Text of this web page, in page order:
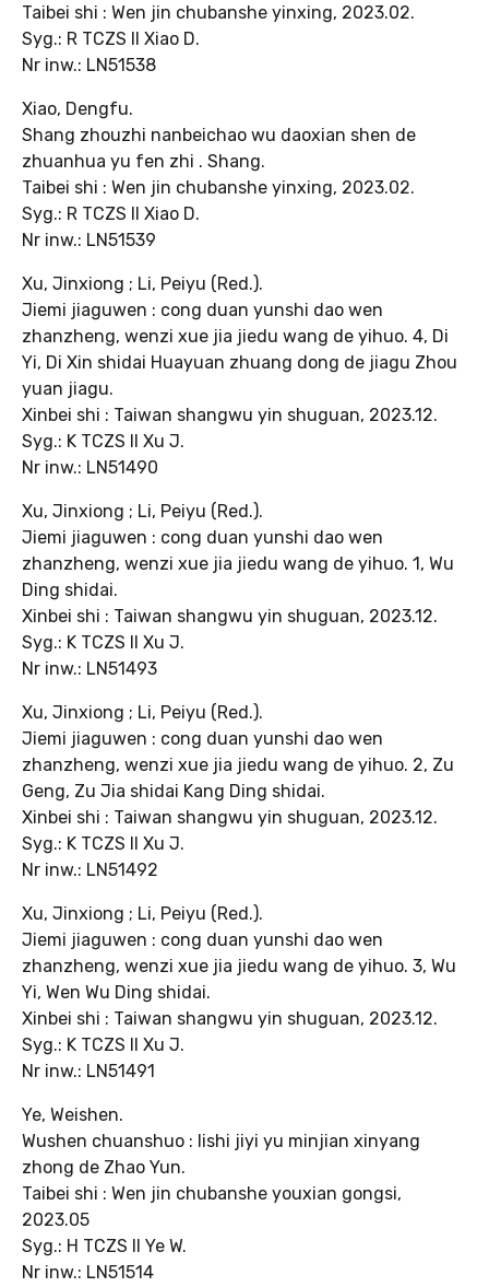
Taibei shi : Wen jin chubanshe yinxing, 2023.02.
Syg.: R TCZS II Xiao D.
Nr inw.: LN51538
Xiao, Dengfu.
Shang zhouzhi nanbeichao wu daoxian shen de
zhuanhua yu fen zhi . Shang.
Taibei shi : Wen jin chubanshe yinxing, 2023.02.
Syg.: R TCZS II Xiao D.
Nr inw.: LN51539
Xu, Jinxiong ; Li, Peiyu (Red.).
Jiemi jiaguwen : cong duan yunshi dao wen
zhanzheng, wenzi xue jia jiedu wang de yihuo. 4, Di
Yi, Di Xin shidai Huayuan zhuang dong de jiagu Zhou
yuan jiagu.
Xinbei shi : Taiwan shangwu yin shuguan, 2023.12.
Syg.: K TCZS II Xu J.
Nr inw.: LN51490
Xu, Jinxiong ; Li, Peiyu (Red.).
Jiemi jiaguwen : cong duan yunshi dao wen
zhanzheng, wenzi xue jia jiedu wang de yihuo. 1, Wu
Ding shidai.
Xinbei shi : Taiwan shangwu yin shuguan, 2023.12.
Syg.: K TCZS II Xu J.
Nr inw.: LN51493
Xu, Jinxiong ; Li, Peiyu (Red.).
Jiemi jiaguwen : cong duan yunshi dao wen
zhanzheng, wenzi xue jia jiedu wang de yihuo. 2, Zu
Geng, Zu Jia shidai Kang Ding shidai.
Xinbei shi : Taiwan shangwu yin shuguan, 2023.12.
Syg.: K TCZS II Xu J.
Nr inw.: LN51492
Xu, Jinxiong ; Li, Peiyu (Red.).
Jiemi jiaguwen : cong duan yunshi dao wen
zhanzheng, wenzi xue jia jiedu wang de yihuo. 3, Wu
Yi, Wen Wu Ding shidai.
Xinbei shi : Taiwan shangwu yin shuguan, 2023.12.
Syg.: K TCZS II Xu J.
Nr inw.: LN51491
Ye, Weishen.
Wushen chuanshuo : lishi jiyi yu minjian xinyang
zhong de Zhao Yun.
Taibei shi : Wen jin chubanshe youxian gongsi,
2023.05
Syg.: H TCZS II Ye W.
Nr inw.: LN51514